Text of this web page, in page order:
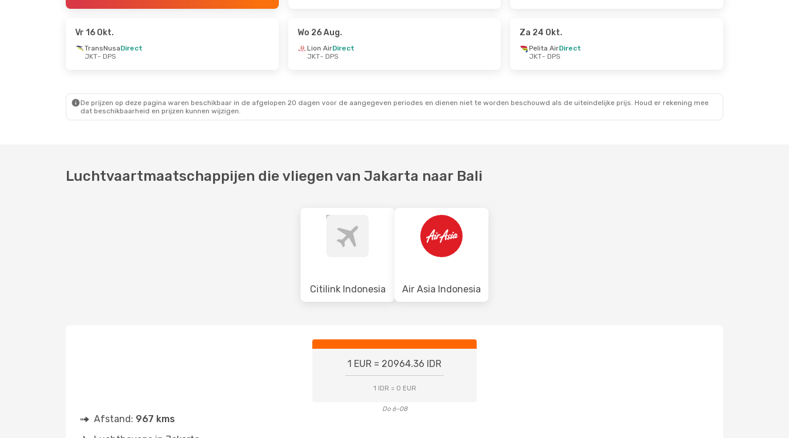
- Vr 28 Aug.
DPS- JKT - JKT
Vr 16 Okt.
TransNusaDirect
JKT- DPS
Wo 26 Aug.
Lion AirDirect
JKT- DPS
Za 24 Okt.
Pelita AirDirect
JKT- DPS
De prijzen op deze pagina waren beschikbaar in de afgelopen 20 dagen voor de aangegeven periodes en dienen niet te worden beschouwd als de uiteindelijke prijs. Houd er rekening mee
dat beschikbaarheid en prijzen kunnen wijzigen.
Luchtvaartmaatschappijen die vliegen van Jakarta naar Bali
Citilink Indonesia Air Asia Indonesia
1 EUR = 20964.36 IDR
1 IDR = 0 EUR
Do 6-08
Afstand: 967 kms